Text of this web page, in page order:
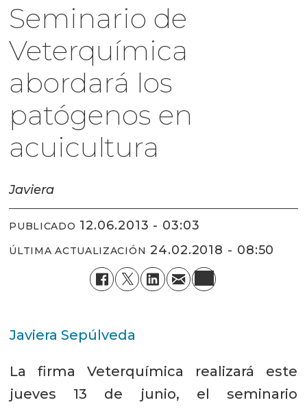
Seminario de
Veterquímica
abordará los
patógenos en
acuicultura
Javiera
PUBLICADO 12.06.2013 - 03:03
ÚLTIMA ACTUALIZACIÓN 24.02.2018 - 08:50
Javiera Sepúlveda
La firma Veterquímica realizará este
jueves 13 de junio, el seminario